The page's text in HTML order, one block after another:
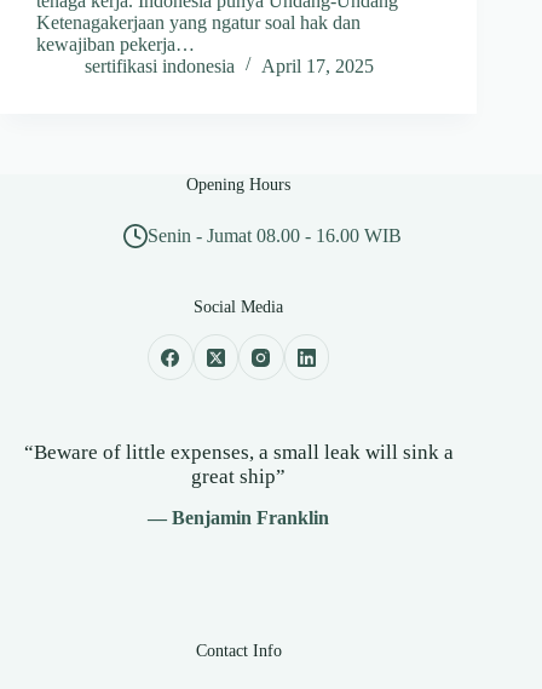
Ketenagakerjaan yang ngatur soal hak dan
kewajiban pekerja…
sertifikasi indonesia
April 17, 2025
Opening Hours
Senin - Jumat 08.00 - 16.00 WIB
Social Media
“Beware of little expenses, a small leak will sink a
great ship”
— Benjamin Franklin
Contact Info